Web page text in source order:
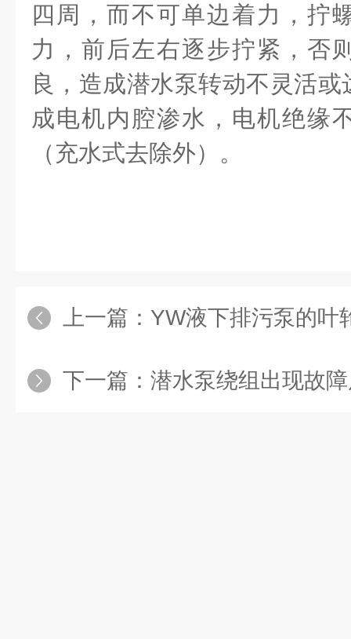
四周，而不可单边着力，拧
力，前后左右逐步拧紧，否
良，造成潜水泵转动不灵活
成电机内腔渗水，电机绝缘
（充水式去除外）。
上一篇： YW液下排污泵的叶轮
下一篇： 潜水泵绕组出现故